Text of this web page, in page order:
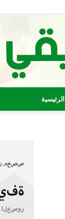
الرئيسية